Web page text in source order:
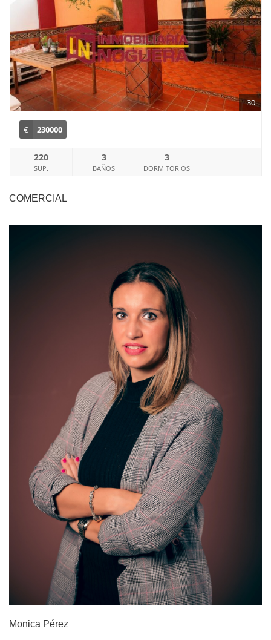
30
€ 230000
220
SUP.
3
BAÑOS
3
DORMITORIOS
COMERCIAL
Monica Pérez